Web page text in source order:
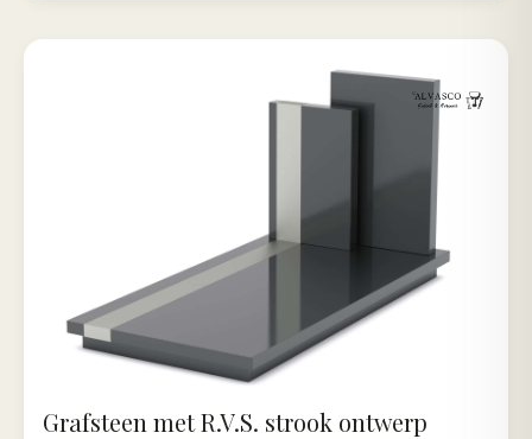
Grafsteen met R.V.S. strook ontwerp